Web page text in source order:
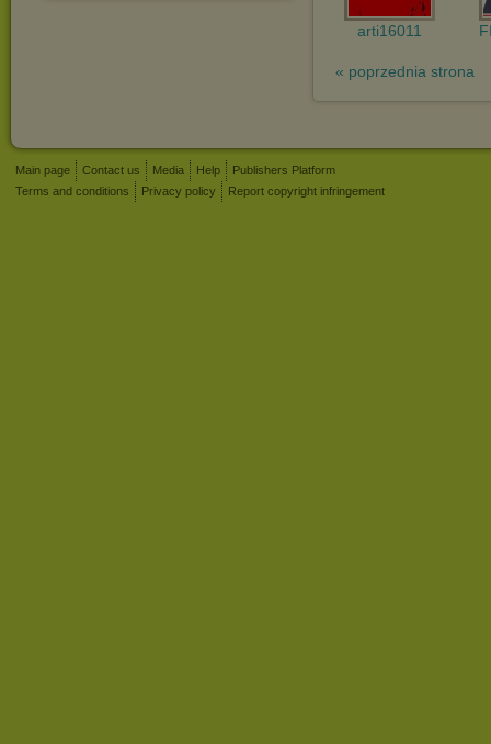
arti16011
« poprzednia strona
Main page Contact us Media Help
Publishers Platform
Terms and conditions
Privacy policy Report copyright infringement